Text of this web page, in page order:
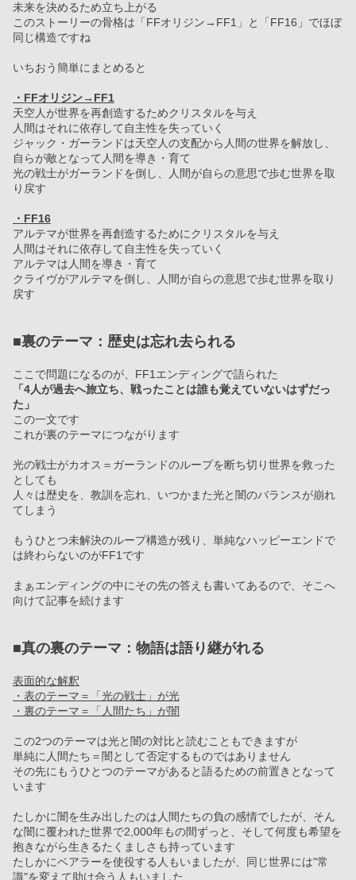
未来を決めるため立ち上がる
このストーリーの骨格は「FFオリジン→FF1」と「FF16」でほぼ
同じ構造ですね
いちおう簡単にまとめると
・FFオリジン→FF1
天空人が世界を再創造するためクリスタルを与え
人間はそれに依存して自主性を失っていく
ジャック・ガーランドは天空人の支配から人間の世界を解放し、
自らが敵となって人間を導き・育て
光の戦士がガーランドを倒し、人間が自らの意思で歩む世界を取
り戻す
・FF16
アルテマが世界を再創造するためにクリスタルを与え
人間はそれに依存して自主性を失っていく
アルテマは人間を導き・育て
クライヴがアルテマを倒し、人間が自らの意思で歩む世界を取り
戻す
■裏のテーマ：歴史は忘れ去られる
ここで問題になるのが、FF1エンディングで語られた
「4人が過去へ旅立ち、戦ったことは誰も覚えていないはずだっ
た」
この一文です
これが裏のテーマにつながります
光の戦士がカオス＝ガーランドのループを断ち切り世界を救った
としても
人々は歴史を、教訓を忘れ、いつかまた光と闇のバランスが崩れ
てしまう
もうひとつ未解決のループ構造が残り、単純なハッピーエンドで
は終わらないのがFF1です
まぁエンディングの中にその先の答えも書いてあるので、そこへ
向けて記事を続けます
■真の裏のテーマ：物語は語り継がれる
表面的な解釈
・表のテーマ＝「光の戦士」が光
・裏のテーマ＝「人間たち」が闇
この2つのテーマは光と闇の対比と読むこともできますが
単純に人間たち＝闇として否定するものではありません
その先にもうひとつのテーマがあると語るための前置きとなって
います
たしかに闇を生み出したのは人間たちの負の感情でしたが、そん
な闇に覆われた世界で2,000年もの間ずっと、そして何度も希望を
抱きながら生きるたくましさも持っています
たしかにベアラーを使役する人もいましたが、同じ世界には"常
識"を変えて助け合う人もいました